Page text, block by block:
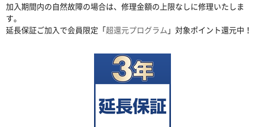
加入期間内の自然故障の場合は、修理金額の上限なしに修理いたしま
す。
延長保証ご加入で会員限定「超還元プログラム 」対象ポイント還元中！